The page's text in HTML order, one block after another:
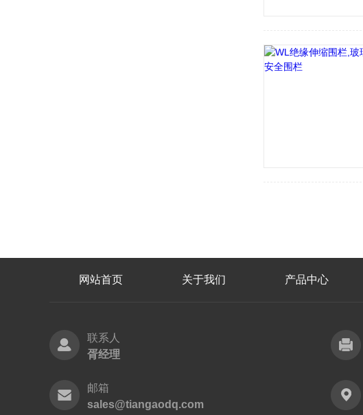
网站首页 关于我们 产品中心
联系人
胥经理
邮箱
sales@tiangaodq.com